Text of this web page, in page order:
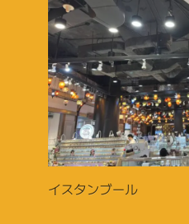
イスタンブール